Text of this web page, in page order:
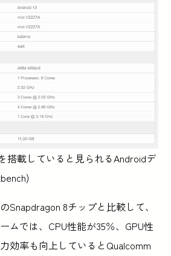
搭載していると見られるAndroidデ
Snapdragon 8チップと比較して、
ムでは、CPU性能が35％、GPU性
効率も向上しているとQualcomm